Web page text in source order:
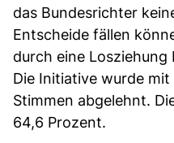
das Bundesrichter
Entscheide fällen
durch eine
Die Initiative wurde mit
Stimmen abgelehnt.
64,6 Prozent.